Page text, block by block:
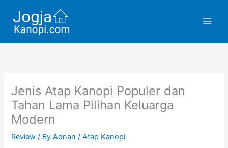
content
Jenis Atap Kanopi Populer dan
Tahan Lama Pilihan Keluarga
Modern
Review / ByAdnan/Atap Kanopi